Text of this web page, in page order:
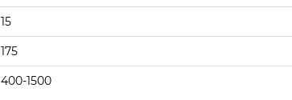
15
175
400-1500